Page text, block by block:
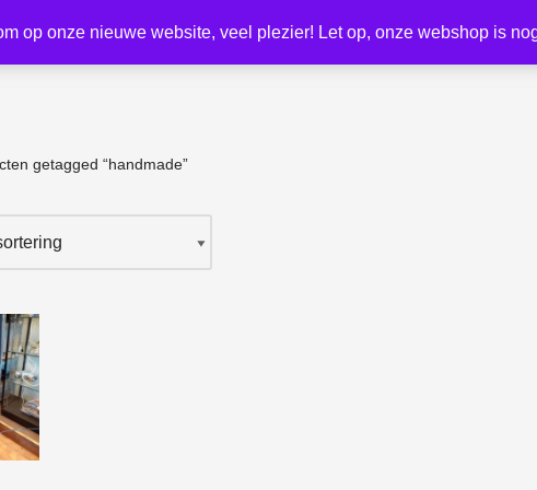
op onze nieuwe website, veel plezier! Let op, onze webshop is
getagged “handmade”